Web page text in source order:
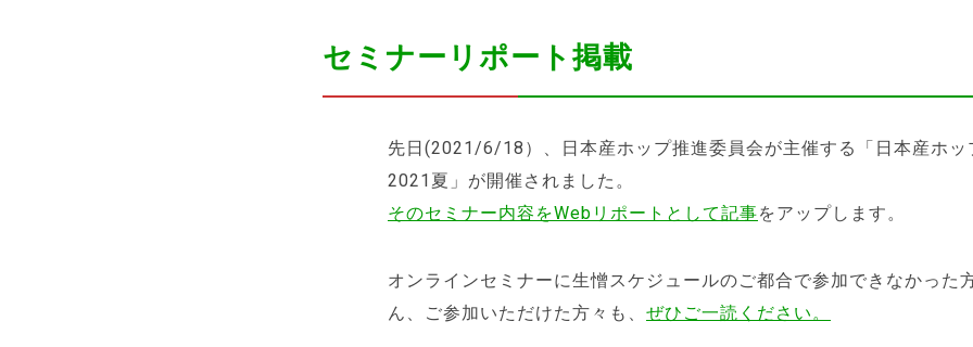
セミナーリポート掲載
先日(2021/6/18）、日本産ホップ推進委員会が主催する「日本産ホッ
2021夏」が開催されました。
そのセミナー内容をWebリポートとして記事をアップします。
オンラインセミナーに生憎スケジュールのご都合で参加できなかった
ん、ご参加いただけた方々も、 ぜひご一読ください。